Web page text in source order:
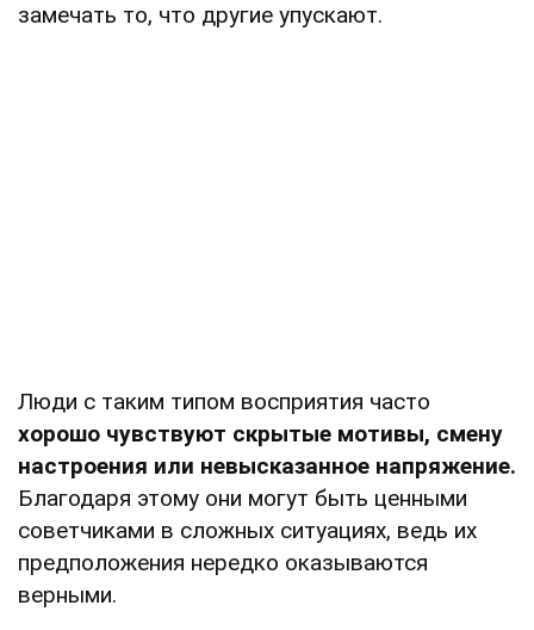
замечать то, что другие упускают.
Люди с таким типом восприятия часто
хорошо чувствуют скрытые мотивы, смену
настроения или невысказанное напряжение.
Благодаря этому они могут быть ценными
советчиками в сложных ситуациях, ведь их
предположения нередко оказываются
верными.